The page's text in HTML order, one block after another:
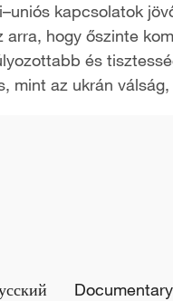
kapcsolatok
hogy őszinte
és
mint az ukrán
Documentary